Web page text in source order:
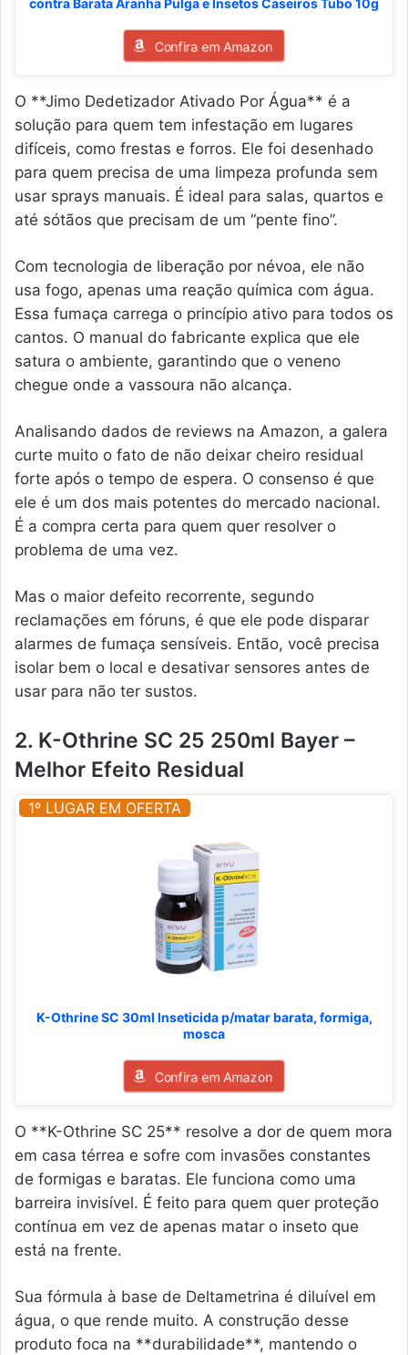
Confira em Amazon
O **Jimo Dedetizador Ativado Por Água** é a
solução para quem tem infestação em lugares
difíceis, como frestas e forros. Ele foi desenhado
para quem precisa de uma limpeza profunda sem
usar sprays manuais. É ideal para salas, quartos e
até sótãos que precisam de um “pente fino”.
Com tecnologia de liberação por névoa, ele não
usa fogo, apenas uma reação química com água.
Essa fumaça carrega o princípio ativo para todos os
cantos. O manual do fabricante explica que ele
satura o ambiente, garantindo que o veneno
chegue onde a vassoura não alcança.
Analisando dados de reviews na Amazon, a galera
curte muito o fato de não deixar cheiro residual
forte após o tempo de espera. O consenso é que
ele é um dos mais potentes do mercado nacional.
É a compra certa para quem quer resolver o
problema de uma vez.
Mas o maior defeito recorrente, segundo
reclamações em fóruns, é que ele pode disparar
alarmes de fumaça sensíveis. Então, você precisa
isolar bem o local e desativar sensores antes de
usar para não ter sustos.
2. K-Othrine SC 25 250ml Bayer –
Melhor Efeito Residual
1º LUGAR EM OFERTA
K-Othrine SC 30ml Inseticida p/matar barata, formiga,
mosca
Confira em Amazon
O **K-Othrine SC 25** resolve a dor de quem mora
em casa térrea e sofre com invasões constantes
de formigas e baratas. Ele funciona como uma
barreira invisível. É feito para quem quer proteção
contínua em vez de apenas matar o inseto que
está na frente.
Sua fórmula à base de Deltametrina é diluível em
água, o que rende muito. A construção desse
produto foca na **durabilidade**, mantendo o